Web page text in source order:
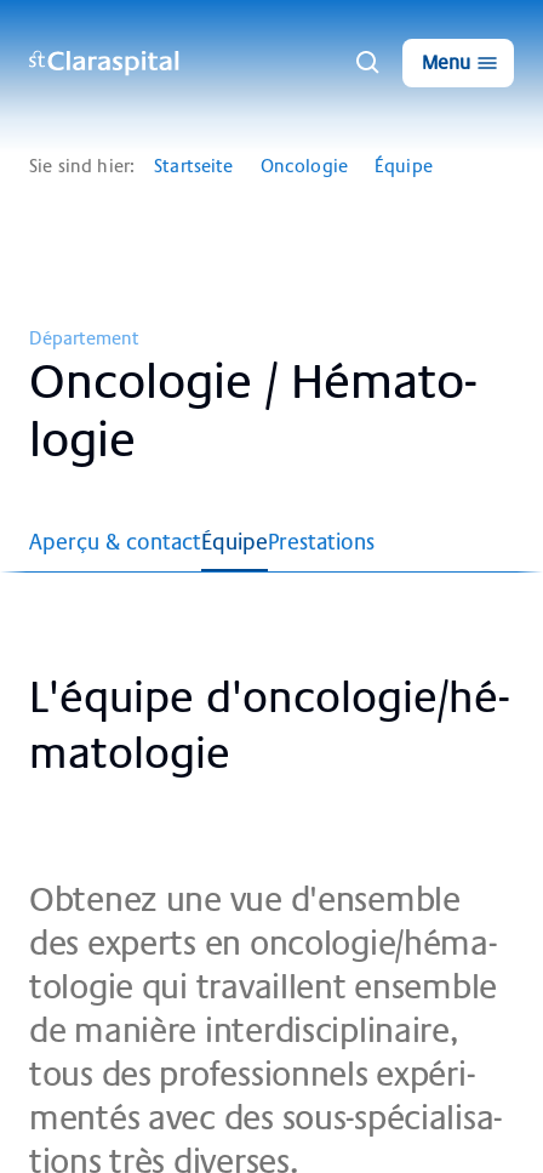
Menu
Sie sind hier: Startseite Oncologie Équipe
Département
On­co­lo­gie / Hé­ma­to­
lo­gie
Aperçu & contactÉquipePrestations
L'équi­pe d'on­co­lo­gie/hé­
ma­to­lo­gie
Ob­te­nez une vue d'­en­sem­ble
des ex­perts en on­co­lo­gie/hé­ma­
to­lo­gie qui tra­vail­lent en­sem­ble
de ma­niè­re in­ter­di­sci­plin­ai­re,
tous des pro­fes­si­on­nels ex­pé­ri­
men­tés avec des sous-spé­cia­li­sa­
ti­ons très di­ver­ses.